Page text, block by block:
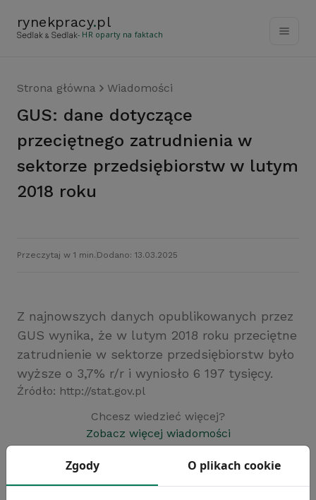
rynekpracy.pl
- HR oparty na faktach
Strona główna Wiadomości
GUS: dane dotyczące
przeciętnego zatrudnienia w
sektorze przedsiębiorstw w lutym
2018 roku
Przeczytaj w 1 min. Dodano: 13.03.2025
Z najnowszych danych opublikowanych przez
GUS wynika, że w lutym 2018 roku przeciętne
zatrudnienie w sektorze przedsiębiorstw było
wyższe o 3,7% r/r i wyniosło 6 197 tysięcy.
Źródło: http://stat.gov.pl
Chcesz wiedzieć więcej?
Zobacz więcej wiadomości
Zgody O plikach cookie